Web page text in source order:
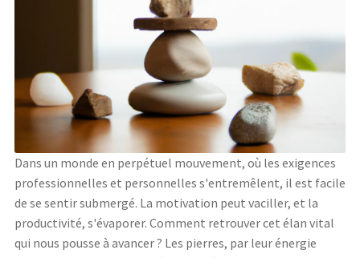
Dans un monde en perpétuel mouvement, où les exigences
professionnelles et personnelles s'entremêlent, il est facile
de se sentir submergé. La motivation peut vaciller, et la
productivité, s'évaporer. Comment retrouver cet élan vital
qui nous pousse à avancer ? Les pierres, par leur énergie